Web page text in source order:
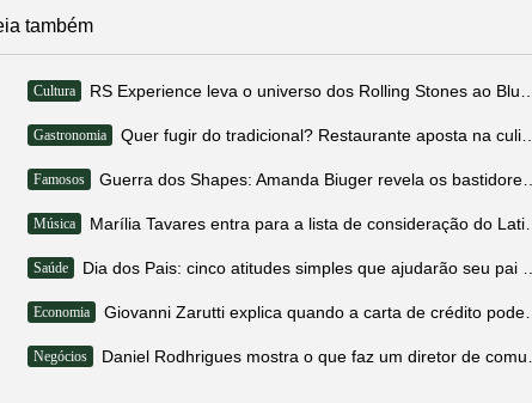
também
Cultura
Gastronomia
Famosos
Música
Saúde
Economia
Negócios